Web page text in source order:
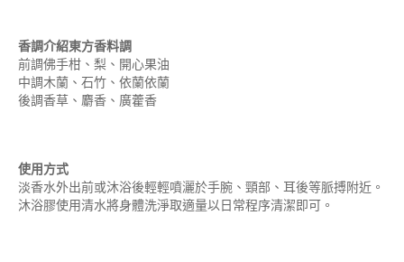
香調介紹東方香料調
前調佛手柑、梨、開心果油
中調木蘭、石竹、依蘭依蘭
後調香草、麝香、廣藿香
使用方式
淡香水外出前或沐浴後輕輕噴灑於手腕、頸部、耳後等脈搏附近。
沐浴膠使用清水將身體洗淨取適量以日常程序清潔即可。